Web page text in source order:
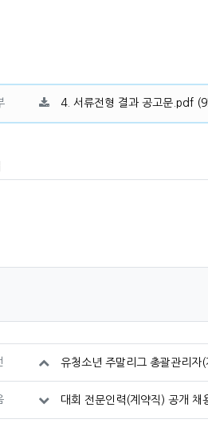
료 4. 서류전형 결과 공고문.pdf
유청소년 주말리그 총괄관리자
대회 전문인력(계약직) 공개 채